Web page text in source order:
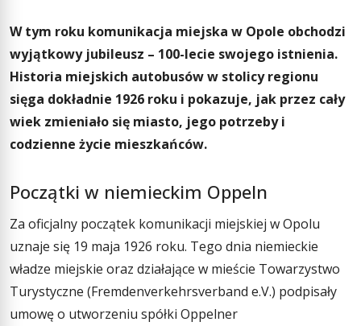
W tym roku komunikacja miejska w Opole obchodzi
wyjątkowy jubileusz – 100-lecie swojego istnienia.
Historia miejskich autobusów w stolicy regionu
sięga dokładnie 1926 roku i pokazuje, jak przez cały
wiek zmieniało się miasto, jego potrzeby i
codzienne życie mieszkańców.
Początki w niemieckim Oppeln
Za oficjalny początek komunikacji miejskiej w Opolu
uznaje się 19 maja 1926 roku. Tego dnia niemieckie
władze miejskie oraz działające w mieście Towarzystwo
Turystyczne (Fremdenverkehrsverband e.V.) podpisały
umowę o utworzeniu spółki Oppelner